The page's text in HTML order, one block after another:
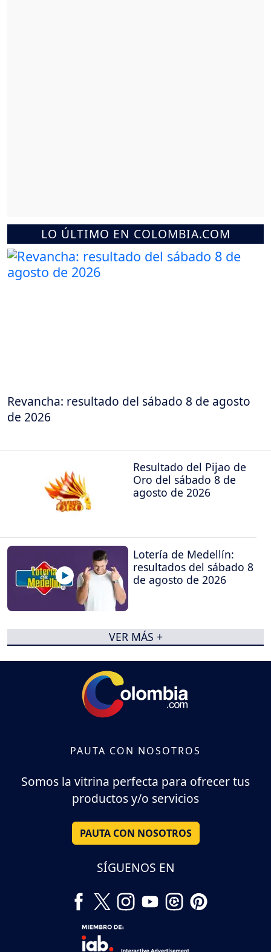
LO ÚLTIMO EN COLOMBIA.COM
Revancha: resultado del sábado 8 de agosto
de 2026
Resultado del Pijao de
Oro del sábado 8 de
agosto de 2026
Lotería de Medellín:
resultados del sábado 8
de agosto de 2026
VER MÁS +
PAUTA CON NOSOTROS
Somos la vitrina perfecta para ofrecer tus
productos y/o servicios
PAUTA CON NOSOTROS
SÍGUENOS EN